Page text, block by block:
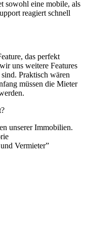
sowohl eine mobile, als
reagiert schnell
das perfekt
uns weitere Features
Praktisch wären
müssen die Mieter
unserer Immobilien.
Vermieter”